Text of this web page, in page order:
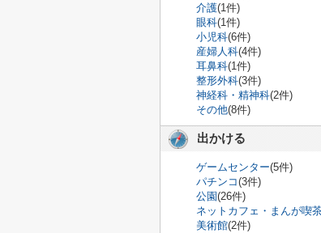
介護(1件)
眼科(1件)
小児科(6件)
産婦人科(4件)
耳鼻科(1件)
整形外科(3件)
神経科・精神科(2件)
その他(8件)
出かける
ゲームセンター(5件)
パチンコ(3件)
公園(26件)
ネットカフェ・まんが喫
美術館(2件)